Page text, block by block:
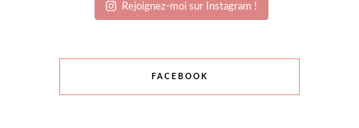
Rejoignez-moi sur Instagram !
FACEBOOK